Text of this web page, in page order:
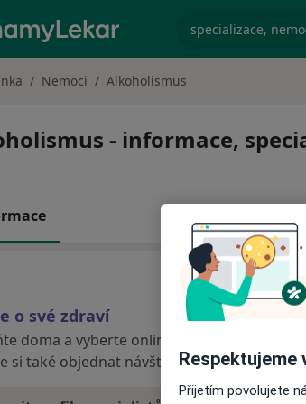
specializace,
Nemoci Alkoholismus
- informace,
o své zdraví
doma a vyberte online konzultaci pro
si také objednat návštěvu v ordinaci.
Respektujeme
Přijetím povolujete